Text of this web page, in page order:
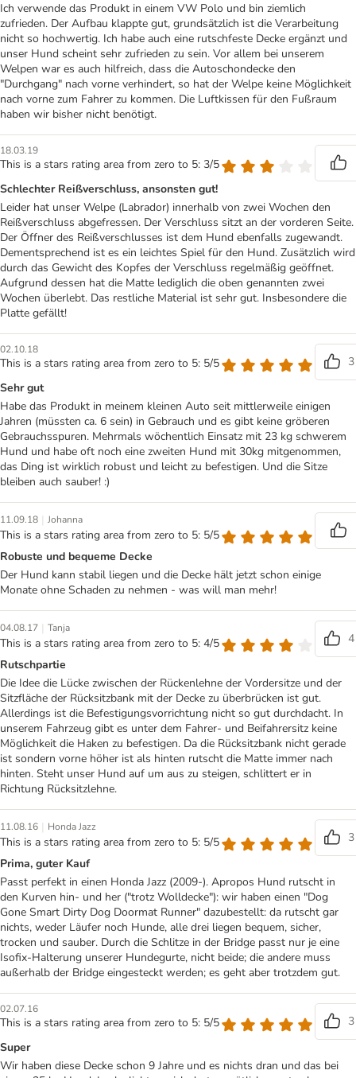
Ich verwende das Produkt in einem VW Polo und bin ziemlich
zufrieden. Der Aufbau klappte gut, grundsätzlich ist die Verarbeitung
nicht so hochwertig. Ich habe auch eine rutschfeste Decke ergänzt und
unser Hund scheint sehr zufrieden zu sein. Vor allem bei unserem
Welpen war es auch hilfreich, dass die Autoschondecke den
"Durchgang" nach vorne verhindert, so hat der Welpe keine Möglichkeit
nach vorne zum Fahrer zu kommen. Die Luftkissen für den Fußraum
haben wir bisher nicht benötigt.
18.03.19
This is a stars rating area from zero to 5: 3/5
Schlechter Reißverschluss, ansonsten gut!
Leider hat unser Welpe (Labrador) innerhalb von zwei Wochen den
Reißverschluss abgefressen. Der Verschluss sitzt an der vorderen Seite.
Der Öffner des Reißverschlusses ist dem Hund ebenfalls zugewandt.
Dementsprechend ist es ein leichtes Spiel für den Hund. Zusätzlich wird
durch das Gewicht des Kopfes der Verschluss regelmäßig geöffnet.
Aufgrund dessen hat die Matte lediglich die oben genannten zwei
Wochen überlebt. Das restliche Material ist sehr gut. Insbesondere die
Platte gefällt!
02.10.18
This is a stars rating area from zero to 5: 5/5
3
Sehr gut
Habe das Produkt in meinem kleinen Auto seit mittlerweile einigen
Jahren (müssten ca. 6 sein) in Gebrauch und es gibt keine gröberen
Gebrauchsspuren. Mehrmals wöchentlich Einsatz mit 23 kg schwerem
Hund und habe oft noch eine zweiten Hund mit 30kg mitgenommen,
das Ding ist wirklich robust und leicht zu befestigen. Und die Sitze
bleiben auch sauber! :)
11.09.18 | Johanna
This is a stars rating area from zero to 5: 5/5
Robuste und bequeme Decke
Der Hund kann stabil liegen und die Decke hält jetzt schon einige
Monate ohne Schaden zu nehmen - was will man mehr!
04.08.17 | Tanja
This is a stars rating area from zero to 5: 4/5
4
Rutschpartie
Die Idee die Lücke zwischen der Rückenlehne der Vordersitze und der
Sitzfläche der Rücksitzbank mit der Decke zu überbrücken ist gut.
Allerdings ist die Befestigungsvorrichtung nicht so gut durchdacht. In
unserem Fahrzeug gibt es unter dem Fahrer- und Beifahrersitz keine
Möglichkeit die Haken zu befestigen. Da die Rücksitzbank nicht gerade
ist sondern vorne höher ist als hinten rutscht die Matte immer nach
hinten. Steht unser Hund auf um aus zu steigen, schlittert er in
Richtung Rücksitzlehne.
11.08.16 | Honda Jazz
This is a stars rating area from zero to 5: 5/5
3
Prima, guter Kauf
Passt perfekt in einen Honda Jazz (2009-). Apropos Hund rutscht in
den Kurven hin- und her ("trotz Wolldecke"): wir haben einen "Dog
Gone Smart Dirty Dog Doormat Runner" dazubestellt: da rutscht gar
nichts, weder Läufer noch Hunde, alle drei liegen bequem, sicher,
trocken und sauber. Durch die Schlitze in der Bridge passt nur je eine
Isofix-Halterung unserer Hundegurte, nicht beide; die andere muss
außerhalb der Bridge eingesteckt werden; es geht aber trotzdem gut.
02.07.16
This is a stars rating area from zero to 5: 5/5
3
Super
Wir haben diese Decke schon 9 Jahre und es nichts dran und das bei